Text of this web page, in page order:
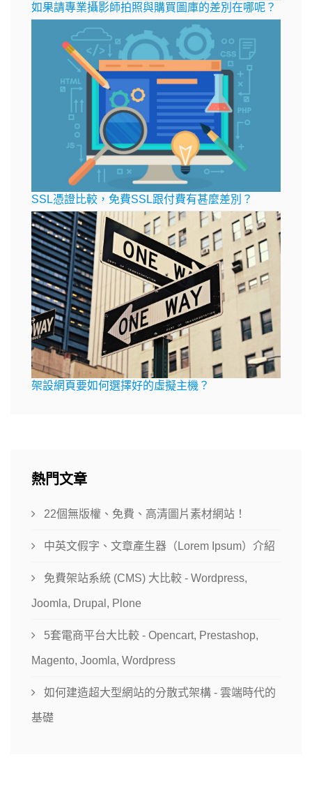
如果請專業攝影師拍照與購買圖庫的差別在哪呢？
SSL憑證比較，免費SSL跟付費有甚麼差別？
架設網頁要如何選擇好的虛擬主機？
熱門文章
22個無版權、免費、高清圖片素材網站！
中英文假字、文章產生器（Lorem Ipsum）介紹
免費架站系統 (CMS) 大比較 - Wordpress,
Joomla, Drupal, Plone
5套電商平台大比較 - Opencart, Prestashop,
Magento, Joomla, Wordpress
如何建造超大型網站的分散式架構 - 雲端時代的
基礎